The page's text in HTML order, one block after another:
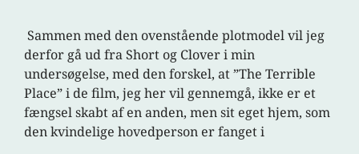
Sammen med den ovenstående plotmodel vil jeg
derfor gå ud fra Short og Clover i min
undersøgelse, med den forskel, at ”The Terrible
Place” i de film, jeg her vil gennemgå, ikke er et
fængsel skabt af en anden, men sit eget hjem, som
den kvindelige hovedperson er fanget i